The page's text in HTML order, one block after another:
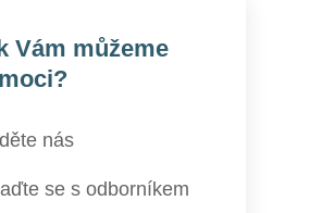
Vám můžeme
nás
se s odborníkem